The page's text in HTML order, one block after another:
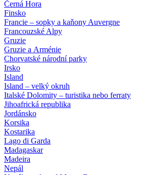
Černá Hora
Finsko
Francie – sopky a kaňony Auvergne
Francouzské Alpy
Gruzie
Gruzie a Arménie
Chorvatské národní parky
Irsko
Island
Island – velký okruh
Italské Dolomity – turistika nebo ferraty
Jihoafrická republika
Jordánsko
Korsika
Kostarika
Lago di Garda
Madagaskar
Madeira
Nepál